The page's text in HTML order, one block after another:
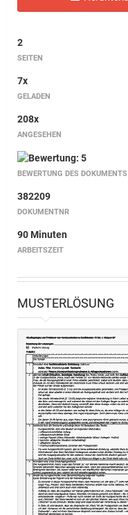
2
SEITEN
7x
GELADEN
208x
ANGESEHEN
BEWERTUNG DES DOKUMENTS
382209
DOKUMENTNR
90 Minuten
ARBEITSZEIT
MUSTERLÖSUNG